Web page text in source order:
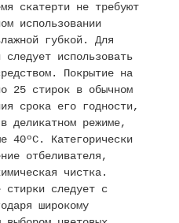
скатерти не требуют
использовании
губкой. Для
использовать
Покрытие на
25 стирок в обычном
срока его годности,
деликатном режиме,
40ºC. Категорически
отбеливателя,
чистка.
стирки следует с
широкому